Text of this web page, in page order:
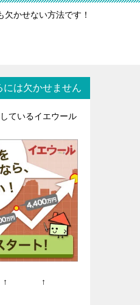
かせない方法です！
は欠かせません
ているイエウール
↑